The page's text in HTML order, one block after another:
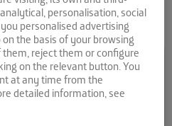
ya tiene
personalisation, social
personalised advertising
the basis of your browsing
them, reject them or configure
on the relevant button. You
at any time from the
detailed information, see